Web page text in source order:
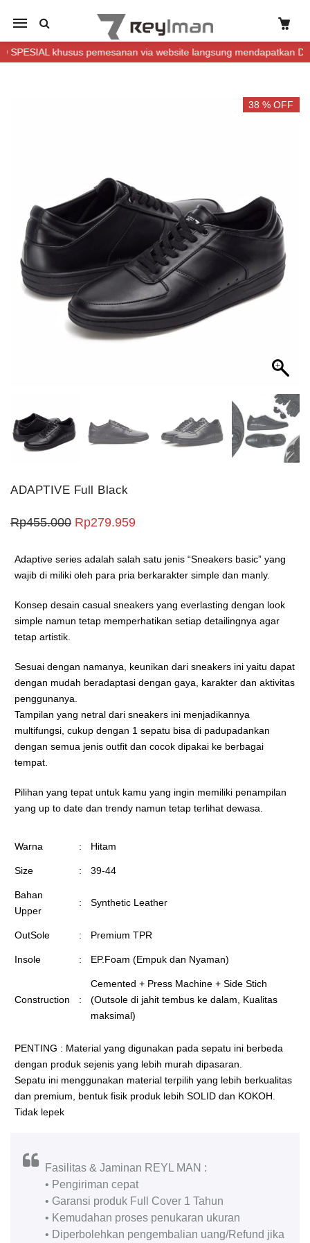
Mobile
navigation
khusus pemesanan via website langsung mendapatkan
38 % OFF
ADAPTIVE Full Black
Rp455.000 Harga aslinya adalah: Rp455.000.
Rp279.959Harga saat ini adalah:
Adaptive series adalah salah satu jenis “Sneakers basic” yang
wajib di miliki oleh para pria berkarakter simple dan manly.
Konsep desain casual sneakers yang everlasting dengan look
simple namun tetap memperhatikan setiap detailingnya agar
tetap artistik.
Sesuai dengan namanya, keunikan dari sneakers ini yaitu dapat
dengan mudah beradaptasi dengan gaya, karakter dan aktivitas
penggunanya.
Tampilan yang netral dari sneakers ini menjadikannya
multifungsi, cukup dengan 1 sepatu bisa di padupadankan
dengan semua jenis outfit dan cocok dipakai ke berbagai
tempat.
Pilihan yang tepat untuk kamu yang ingin memiliki penampilan
yang up to date dan trendy namun tetap terlihat dewasa.
Warna : Hitam
Size : 39-44
Bahan
Upper
: Synthetic Leather
OutSole : Premium TPR
Insole : EP.Foam (Empuk dan Nyaman)
Construction :
Cemented + Press Machine + Side Stich
(Outsole di jahit tembus ke dalam, Kualitas
maksimal)
PENTING : Material yang digunakan pada sepatu ini berbeda
dengan produk sejenis yang lebih murah dipasaran.
Sepatu ini menggunakan material terpilih yang lebih berkualitas
dan premium, bentuk fisik produk lebih SOLID dan KOKOH.
Tidak lepek
Fasilitas & Jaminan REYL MAN :
• Pengiriman cepat
• Garansi produk Full Cover 1 Tahun
• Kemudahan proses penukaran ukuran
• Diperbolehkan pengembalian uang/Refund jika